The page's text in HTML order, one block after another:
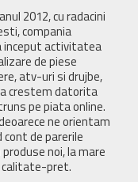
2012, cu radacini
compania
activitatea
de piese
atv-uri si drujbe,
crestem datorita
pe piata online.
ne orientam
de parerile
noi, la mare
calitate-pret.